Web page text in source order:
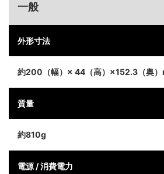
一般
外形寸法
約200（幅）× 44（高）×152.3（奥
質量
約810g
電源 / 消費電力